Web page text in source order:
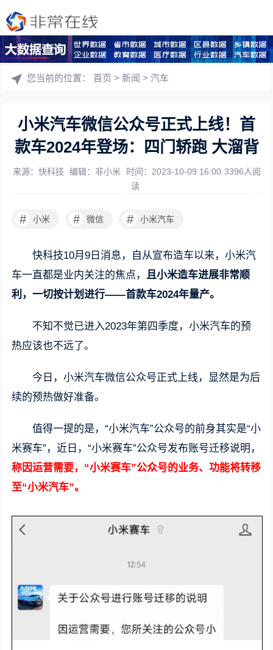
您当前的位置：首页 >新闻 >汽车
小米汽车微信公众号正式上线！首
款车2024年登场：四门轿跑 大溜背
来源：快科技 编辑：非小米 时间：2023-10-09 16:00 3396人阅
读
# 小米 # 微信 # 小米汽车
快科技10月9日消息，自从宣布造车以来，小米汽
车一直都是业内关注的焦点， 且小米造车进展非常顺
利，一切按计划进行——首款车2024年量产。
不知不觉已进入2023年第四季度，小米汽车的预
热应该也不远了。
今日，小米汽车微信公众号正式上线，显然是为后
续的预热做好准备。
值得一提的是，“小米汽车”公众号的前身其实是“小
米赛车”，近日，“小米赛车”公众号发布账号迁移说明，
称因运营需要，“小米赛车”公众号的业务、功能将转移
至“小米汽车”。